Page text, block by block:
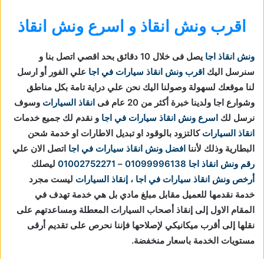
اقرب ونش انقاذ و اسرع ونش انقاذ
ونش انقاذ اجا
يصل فى خلال 10 دقائق بحد اقصي اتصل بنا و
سنرسل اليك اقرب ونش انقاذ سيارات في اجا علي الفور أو ارسل
لنا موقعك لسهولة وصولنا اليك نحن علي دراية تامة بكل مناطق
وشوارع اجا ولدينا خبرة أكثر من 20 عام فى
انقاذ السيارات وسوف
نرسل لك اسرع ونش انقاذ سيارات في اجا و نقدم لك جميع خدمات
انقاذ السيارات كالتزود بالوقود او تبديل الاطارات او خدمة شحن
البطارية وذلك لأننا افضل ونش انقاذ سيارات في اجا اتصل الان علي
رقم ونش انقاذ اجا 01099996138
–
01002752271 ليصلك
أرخص ونش انقاذ سيارات في اجا ، إنقاذ السيارات ليست مجرد
خدمة نقدمها للعميل مقابل مبلغ مادي بل هي خدمة تهدف في
المقام الاول إلى إنقاذ أصحاب السيارات المعطلة ومساعدتهم على
نقلها إلى أقرب ميكانيكي لإصلاحها فإننا نحرص على تقديم أرقى
مستويات الخدمة باسعار منخفضة.